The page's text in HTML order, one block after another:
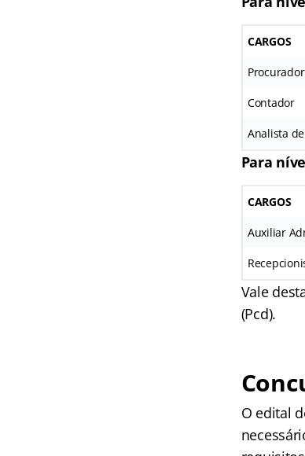
CARGOS
Contador
Analista
Para
CARGOS
Auxiliar
Vale
(Pcd).
O edital